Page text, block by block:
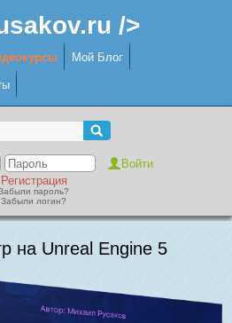
/>
Мой Блог
Регистрация
пароль?
Забыли логин?
на Unreal Engine 5